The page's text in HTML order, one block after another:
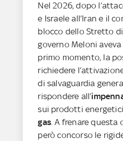
Nel 2026, dopo
e Israele all’Iran e il
blocco dello Stretto
governo Meloni
primo momento, la
richiedere
di salvaguardia
rispondere all’
sui prodotti
gas. A frenare questa
però concorso le